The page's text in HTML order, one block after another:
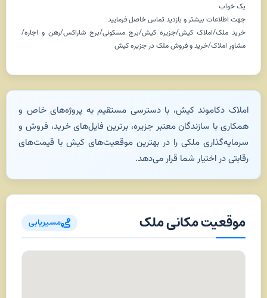
یک خواب
جهت اطلاعات بیشتر و بازدید تماس خاصل فرمایید
خرید ملک/املاک کیش/جزیره کیش/برج مسکونی/برج شاراکس/رهن و اجاره/
مشاور املاک/خرید و فروش ملک در جزیره کیش
املاک دکاموند کیش، با دسترسی مستقیم به پروژه‌های خاص و
همکاری با سازندگان معتبر جزیره، برترین فایل‌های خرید، فروش و
سرمایه‌گذاری ملکی را در بهترین موقعیت‌های کیش با قیمت‌های
رقابتی در اختیار شما قرار می‌دهد.
موقعیت مکانی ملک مسیریابی